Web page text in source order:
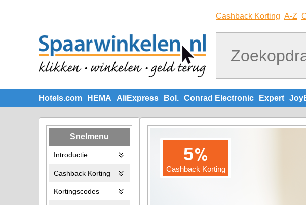
Cashback Korting A-Z
Hotels.com HEMA AliExpress Bol. Conrad Electronic Expert
Snelmenu
Introductie
Cashback Korting
Kortingscodes
5%
Cashback Korting